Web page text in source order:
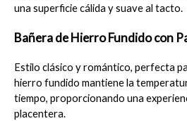
una superficie cálida y suave al tacto.
Bañera de Hierro Fundido con
Estilo clásico y romántico, perfecta
hierro fundido mantiene la
tiempo, proporcionando una
placentera.